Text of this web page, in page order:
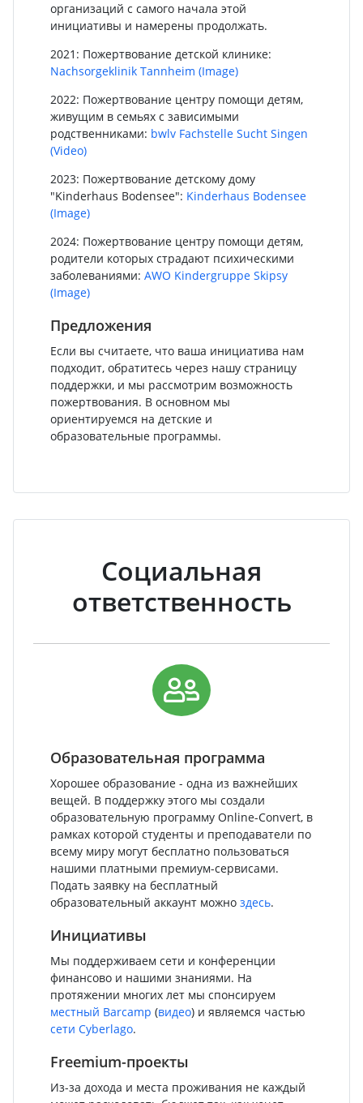
организаций с самого начала этой
инициативы и намерены продолжать.
2021: Пожертвование детской клинике:
Nachsorgeklinik Tannheim (Image)
2022: Пожертвование центру помощи детям,
живущим в семьях с зависимыми
родственниками: bwlv Fachstelle Sucht Singen
(Video)
2023: Пожертвование детскому дому
"Kinderhaus Bodensee": Kinderhaus Bodensee
(Image)
2024: Пожертвование центру помощи детям,
родители которых страдают психическими
заболеваниями: AWO Kindergruppe Skipsy
(Image)
Предложения
Если вы считаете, что ваша инициатива нам
подходит, обратитесь через нашу страницу
поддержки, и мы рассмотрим возможность
пожертвования. В основном мы
ориентируемся на детские и
образовательные программы.
Социальная
ответственность
Образовательная программа
Хорошее образование - одна из важнейших
вещей. В поддержку этого мы создали
образовательную программу Online-Convert, в
рамках которой студенты и преподаватели по
всему миру могут бесплатно пользоваться
нашими платными премиум-сервисами.
Подать заявку на бесплатный
образовательный аккаунт можно здесь.
Инициативы
Мы поддерживаем сети и конференции
финансово и нашими знаниями. На
протяжении многих лет мы спонсируем
местный Barcamp (видео) и являемся частью
сети Cyberlago.
Freemium-проекты
Из-за дохода и места проживания не каждый